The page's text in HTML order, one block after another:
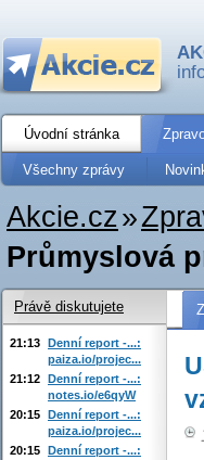
Úvodní stránka
Všechny zprávy
Akcie.cz»
Průmyslová
Právě diskutujete
21:13 Denní report -...:
paiza.io/projec...
21:12 Denní report -...:
notes.io/e6qyW
20:15 Denní report -...:
paiza.io/projec...
20:15 Denní report -...: